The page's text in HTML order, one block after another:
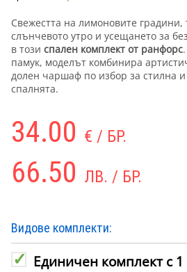
Свежестта на лимоновите градини,
слънчевото утро и усещането за
в този спален комплект от ранфорс
памук, моделът комбинира
долен чаршаф по избор за стилна
спалнята.
34.00 € / БР.
66.50 ЛВ. / БР.
Видове комплекти:
Единичен комплект с